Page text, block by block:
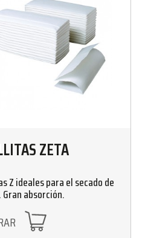
ZETA
Z ideales para el secado de
Gran absorción.